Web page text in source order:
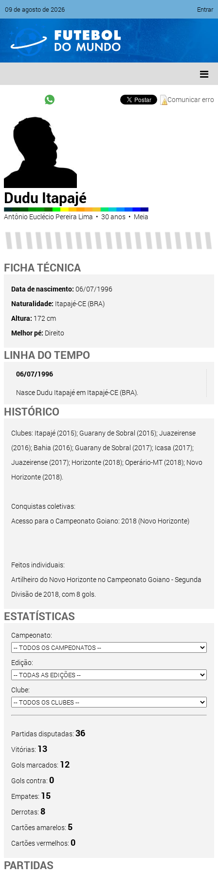
09 de agosto de 2026 Entrar
Comunicar erro
Dudu Itapajé
Antônio Euclécio Pereira Lima • 30 anos • Meia
FICHA TÉCNICA
Data de nascimento: 06/07/1996
Naturalidade: Itapajé-CE (BRA)
Altura: 172 cm
Melhor pé: Direito
LINHA DO TEMPO
06/07/1996
Nasce Dudu Itapajé em Itapajé-CE (BRA).
HISTÓRICO
Clubes: Itapajé (2015); Guarany de Sobral (2015); Juazeirense
(2016); Bahia (2016); Guarany de Sobral (2017); Icasa (2017);
Juazeirense (2017); Horizonte (2018); Operário-MT (2018); Novo
Horizonte (2018).
Conquistas coletivas:
Acesso para o Campeonato Goiano: 2018 (Novo Horizonte)
Feitos individuais:
Artilheiro do Novo Horizonte no Campeonato Goiano - Segunda
Divisão de 2018, com 8 gols.
ESTATÍSTICAS
Campeonato:
Edição:
Clube:
Partidas disputadas: 36
Vitórias: 13
Gols marcados: 12
Gols contra: 0
Empates: 15
Derrotas: 8
Cartões amarelos: 5
Cartões vermelhos: 0
PARTIDAS